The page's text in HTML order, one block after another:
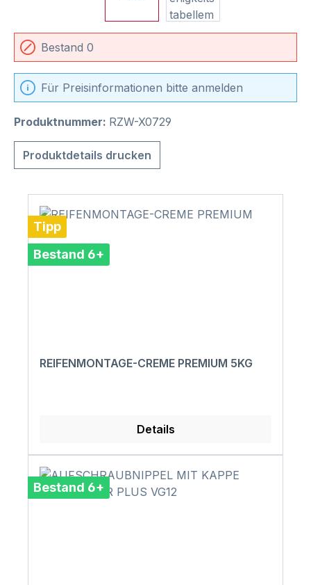
Bestand 0
Für Preisinformationen bitte anmelden
Produktnummer: RZW-X0729
Produktdetails drucken
Tipp
Bestand 6+
REIFENMONTAGE-CREME PREMIUM 5KG
Details
Bestand 6+